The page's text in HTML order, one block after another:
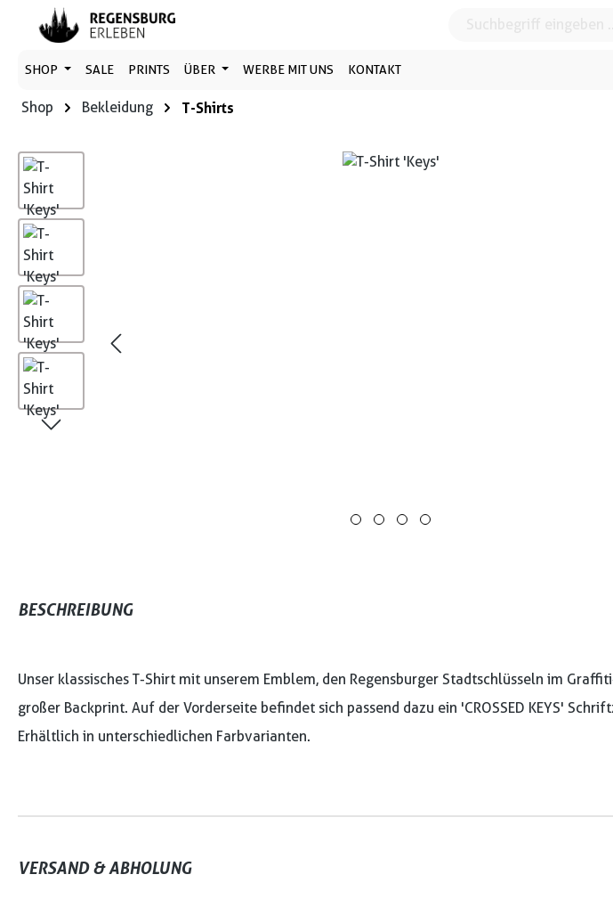
Hauptinhalt springen
Zur Suche springen
Zur Hauptnavigation springen
SHOP SALE PRINTS ÜBER WERBE MIT UNS KONTAKT
Shop Bekleidung T-Shirts
Bildergalerie überspringen
BESCHREIBUNG
Unser klassisches T-Shirt mit unserem Emblem, den Regensburger Stadtschlüsseln im
großer Backprint. Auf der Vorderseite befindet sich passend dazu ein 'CROSSED KEYS'
Erhältlich in unterschiedlichen Farbvarianten.
VERSAND & ABHOLUNG